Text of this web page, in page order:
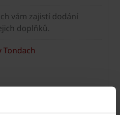
vám zajistí dodání
doplňků.